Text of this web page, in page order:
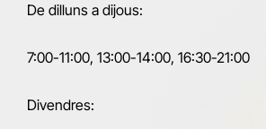
De dilluns a dijous:
7:00-11:00, 13:00-14:00, 16:30-21:00
Divendres: